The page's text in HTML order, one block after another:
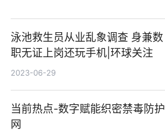
泳池救生员从业乱象调查 身兼数
职无证上岗还玩手机|环球关注
2023-06-29
当前热点-数字赋能织密禁毒防护
网